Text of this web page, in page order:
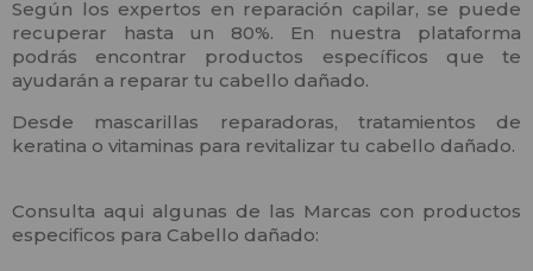
Según los expertos en reparación capilar, se puede
recuperar hasta un 80%. En nuestra plataforma
podrás encontrar productos específicos que te
ayudarán a reparar tu cabello dañado.
Desde mascarillas reparadoras, tratamientos de
keratina o vitaminas para revitalizar tu cabello dañado.
Consulta aqui algunas de las Marcas con productos
especificos para Cabello dañado: